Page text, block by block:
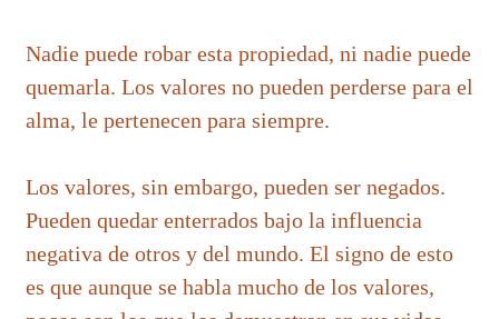
Nadie puede robar esta propiedad, ni nadie puede
quemarla. Los valores no pueden perderse para el
alma, le pertenecen para siempre.
Los valores, sin embargo, pueden ser negados.
Pueden quedar enterrados bajo la influencia
negativa de otros y del mundo. El signo de esto
es que aunque se habla mucho de los valores,